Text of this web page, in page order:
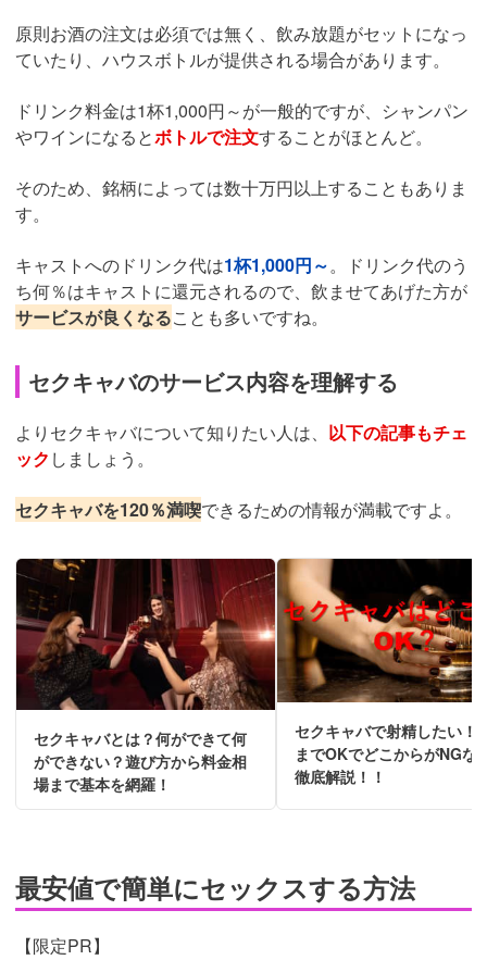
原則お酒の注文は必須では無く、飲み放題がセットになっ
ていたり、ハウスボトルが提供される場合があります。
ドリンク料金は1杯1,000円～が一般的ですが、シャンパン
やワインになるとボトルで注文することがほとんど。
そのため、銘柄によっては数十万円以上することもありま
す。
キャストへのドリンク代は1杯1,000円～。ドリンク代のう
ち何％はキャストに還元されるので、飲ませてあげた方が
サービスが良くなることも多いですね。
セクキャバのサービス内容を理解する
よりセクキャバについて知りたい人は、 以下の記事もチェ
ック しましょう。
セクキャバを120％満喫できるための情報が満載ですよ。
セクキャバとは？何ができて何
ができない？遊び方から料金相
場まで基本を網羅！
セクキャバで射精したい！
までOKでどこからがNGな
徹底解説！！
最安値で簡単にセックスする方法
【限定PR】